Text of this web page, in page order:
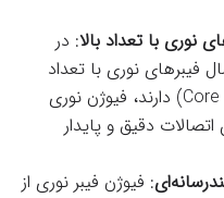
نوری با تعداد بالا: در
فیبرهای نوری با تعداد
هسته‌های بالا (مانند ۵۰ Core) دارند، فیوژن نوری
دقیق و پایدار
: فیوژن فیبر نوری از